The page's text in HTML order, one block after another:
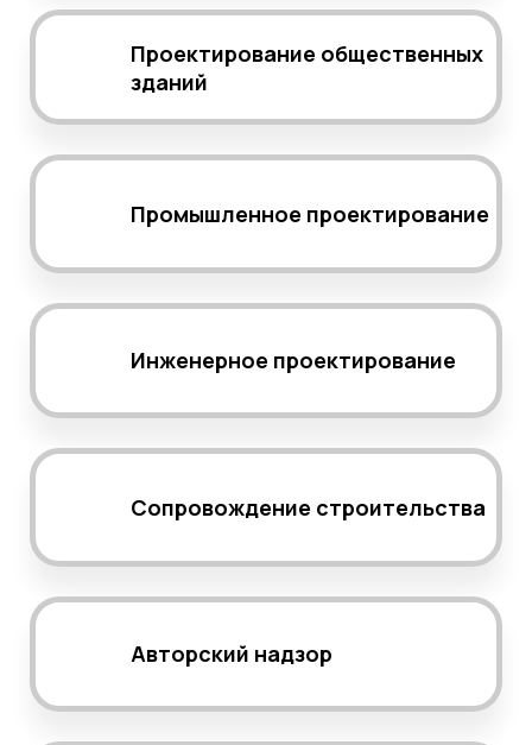
Проектирование общественных
зданий
Промышленное проектирование
Инженерное проектирование
Сопровождение строительства
Авторский надзор